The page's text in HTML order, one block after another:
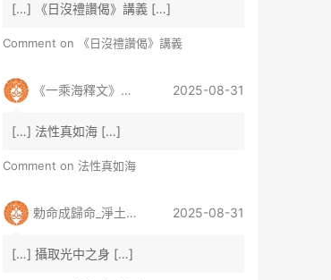
[…] 《日沒禮讚偈》講義 […]
Comment on 《日沒禮讚偈》講義
《一乘海釋文》講義_淨土真宗法雷學派 2025-08-31
[…] 法性真如海 […]
Comment on 法性真如海
勅命成歸命_淨土真宗法雷學派 2025-08-31
[…] 攝取光中之身 […]